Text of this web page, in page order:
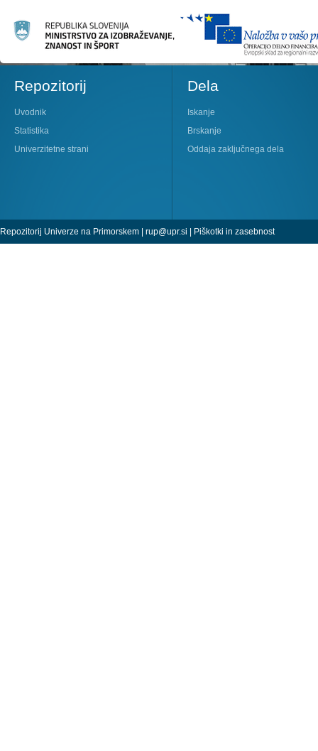
Repozitorij
Uvodnik
Statistika
Univerzitetne strani
Dela
Iskanje
Brskanje
Oddaja zaključnega dela
Repozitorij Univerze na Primorskem | rup@upr.si | Piškotki in zasebnost